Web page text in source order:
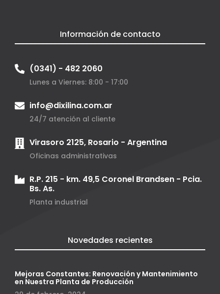
Información de contacto
(0341) - 482 2060
Lunes a Viernes: 8:00 - 17:00
info@dixilina.com.ar
24/7 atención al cliente
Virasoro 2125, Rosario - Argentina
Oficinas administrativas
R.P. 215 - km. 49,5 Coronel Brandsen - Pcia.
Bs. As.
Planta industrial
Novedades recientes
Mejoras Constantes: Renovación y Mantenimiento
en Nuestra Planta de Producción